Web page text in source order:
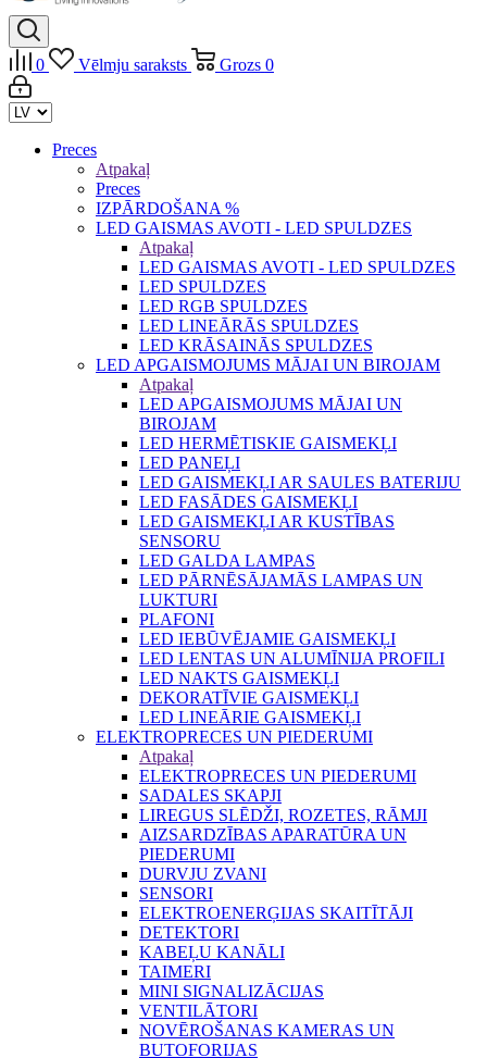
0 Vēlmju saraksts Grozs 0
Preces
Atpakaļ
Preces
IZPĀRDOŠANA %
LED GAISMAS AVOTI - LED SPULDZES
Atpakaļ
LED GAISMAS AVOTI - LED SPULDZES
LED SPULDZES
LED RGB SPULDZES
LED LINEĀRĀS SPULDZES
LED KRĀSAINĀS SPULDZES
LED APGAISMOJUMS MĀJAI UN BIROJAM
Atpakaļ
LED APGAISMOJUMS MĀJAI UN
BIROJAM
LED HERMĒTISKIE GAISMEKĻI
LED PANEĻI
LED GAISMEKĻI AR SAULES BATERIJU
LED FASĀDES GAISMEKĻI
LED GAISMEKĻI AR KUSTĪBAS
SENSORU
LED GALDA LAMPAS
LED PĀRNĒSĀJAMĀS LAMPAS UN
LUKTURI
PLAFONI
LED IEBŪVĒJAMIE GAISMEKĻI
LED LENTAS UN ALUMĪNIJA PROFILI
LED NAKTS GAISMEKĻI
DEKORATĪVIE GAISMEKĻI
LED LINEĀRIE GAISMEKĻI
ELEKTROPRECES UN PIEDERUMI
Atpakaļ
ELEKTROPRECES UN PIEDERUMI
SADALES SKAPJI
LIREGUS SLĒDŽI, ROZETES, RĀMJI
AIZSARDZĪBAS APARATŪRA UN
PIEDERUMI
DURVJU ZVANI
SENSORI
ELEKTROENERĢIJAS SKAITĪTĀJI
DETEKTORI
KABEĻU KANĀLI
TAIMERI
MINI SIGNALIZĀCIJAS
VENTILĀTORI
NOVĒROŠANAS KAMERAS UN
BUTOFORIJAS